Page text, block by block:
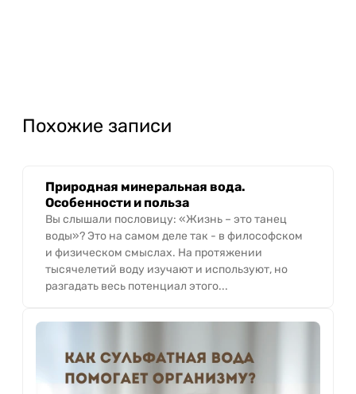
Похожие записи
Природная минеральная вода.
Особенности и польза
Вы слышали пословицу: «Жизнь – это танец
воды»? Это на самом деле так - в философском
и физическом смыслах. На протяжении
тысячелетий воду изучают и используют, но
разгадать весь потенциал этого...